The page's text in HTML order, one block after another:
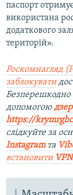
паспорт
використана
додаткового
територій».
Роскомнагляд
заблокувати
Безперешкодно
допомогою
https://
слідкуйте за
Instagramта
встановити VPN